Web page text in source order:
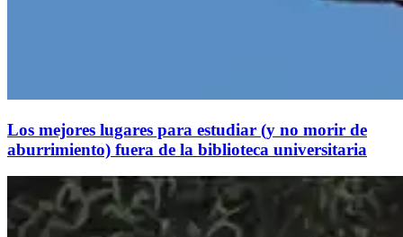
Los mejores lugares para estudiar (y no morir de
aburrimiento) fuera de la biblioteca universitaria